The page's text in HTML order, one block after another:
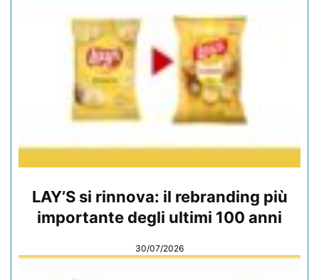
LAY’S si rinnova: il rebranding più
importante degli ultimi 100 anni
30/07/2026